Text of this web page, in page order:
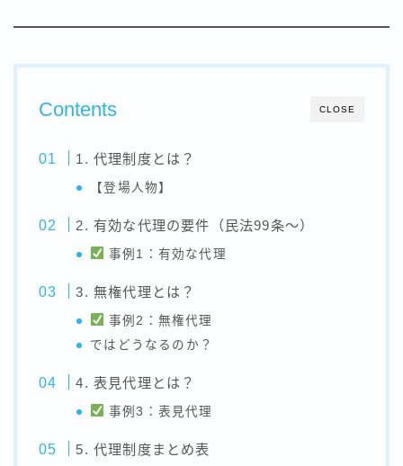
CLOSE
Contents
1. 代理制度とは？
【登場人物】
2. 有効な代理の要件（民法99条～）
事例1：有効な代理
3. 無権代理とは？
事例2：無権代理
ではどうなるのか？
4. 表見代理とは？
事例3：表見代理
5. 代理制度まとめ表